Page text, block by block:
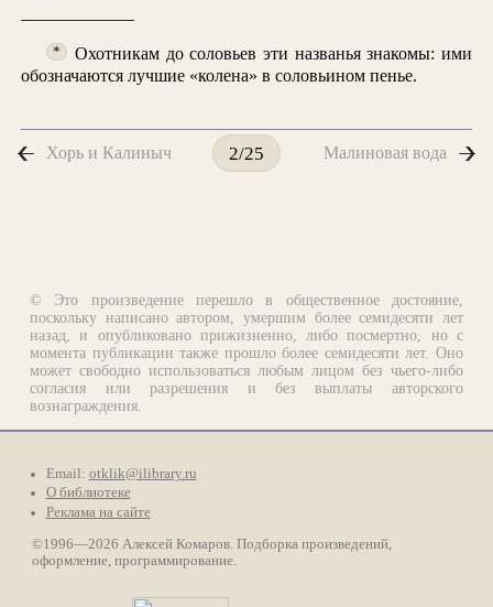
*
Охотникам до соловьев эти названья знакомы: ими
обозначаются лучшие «колена» в соловьином пенье.
Хорь и Калиныч 2/25 Малиновая вода
© Это произведение перешло в общественное достояние,
поскольку написано автором, умершим более семидесяти лет
назад, и опубликовано прижизненно, либо посмертно, но с
момента публикации также прошло более семидесяти лет. Оно
может свободно использоваться любым лицом без чьего-либо
согласия или разрешения и без выплаты авторского
вознаграждения.
Email: otklik@ilibrary.ru
О библиотеке
Реклама на сайте
©1996—2026 Алексей Комаров. Подборка произведений,
оформление, программирование.